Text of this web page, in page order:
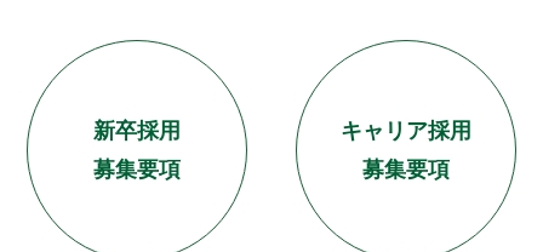
新卒採用
募集要項
キャリア採用
募集要項